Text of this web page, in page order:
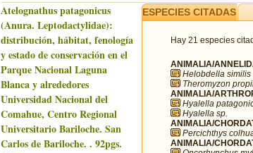
Atelognathus patagonicus
(Anura. Leptodactylidae):
distribución, hábitat, fenología
y estado de conservación en el
Parque Nacional Laguna
Blanca y alrededores
Universidad Nacional del
Comahue, Centro Regional
Universitario Bariloche. San
Carlos de Bariloche. . 92pgs.
ESPECIES CITADAS
Hay 21 especies
ANIMALIA/
Helobdella similis
Theromyzon
ANIMALIA/
Hyalella
Hyalella sp.
ANIMALIA/
Percichthys
ANIMALIA/